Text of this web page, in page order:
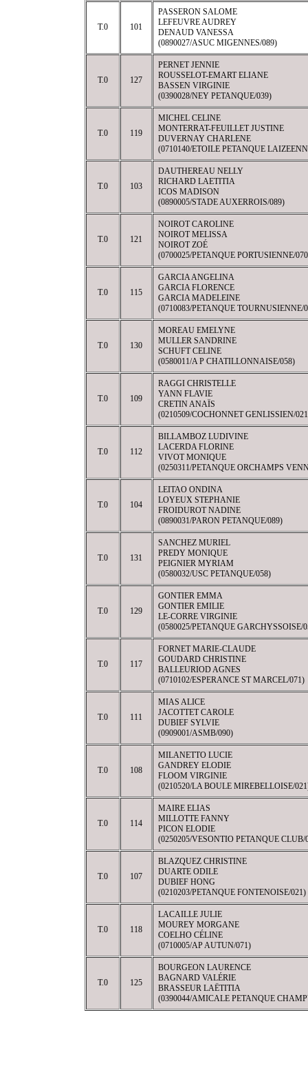
T.0 101
PASSERON SALOME
LEFEUVRE AUDREY
DENAUD VANESSA
(0890027/ASUC MIGENNES/089)
T.0 127
PERNET JENNIE
ROUSSELOT-EMART ELIANE
BASSEN VIRGINIE
(0390028/NEY PETANQUE/039)
T.0 119
MICHEL CELINE
MONTERRAT-FEUILLET JUSTINE
DUVERNAY CHARLENE
(0710140/ETOILE PETANQUE
T.0 103
DAUTHEREAU NELLY
RICHARD LAETITIA
ICOS MADISON
(0890005/STADE AUXERROIS/089)
T.0 121
NOIROT CAROLINE
NOIROT MELISSA
NOIROT ZOÉ
(0700025/PETANQUE PORTUSIENNE/
T.0 115
GARCIA ANGELINA
GARCIA FLORENCE
GARCIA MADELEINE
(0710083/PETANQUE TOURNUSIENNE/
T.0 130
MOREAU EMELYNE
MULLER SANDRINE
SCHUFT CELINE
(0580011/A P CHATILLONNAISE/058)
T.0 109
RAGGI CHRISTELLE
YANN FLAVIE
CRETIN ANAÏS
(0210509/COCHONNET GENLISSIEN/
T.0 112
BILLAMBOZ LUDIVINE
LACERDA FLORINE
VIVOT MONIQUE
(0250311/PETANQUE ORCHAMPS
T.0 104
LEITAO ONDINA
LOYEUX STEPHANIE
FROIDUROT NADINE
(0890031/PARON PETANQUE/089)
T.0 131
SANCHEZ MURIEL
PREDY MONIQUE
PEIGNIER MYRIAM
(0580032/USC PETANQUE/058)
T.0 129
GONTIER EMMA
GONTIER EMILIE
LE-CORRE VIRGINIE
(0580025/PETANQUE GARCHYSSOISE/
T.0 117
FORNET MARIE-CLAUDE
GOUDARD CHRISTINE
BALLEURIOD AGNES
(0710102/ESPERANCE ST MARCEL/071)
T.0 111
MIAS ALICE
JACOTTET CAROLE
DUBIEF SYLVIE
(0909001/ASMB/090)
T.0 108
MILANETTO LUCIE
GANDREY ELODIE
FLOOM VIRGINIE
(0210520/LA BOULE MIREBELLOISE/
T.0 114
MAIRE ELIAS
MILLOTTE FANNY
PICON ELODIE
(0250205/VESONTIO PETANQUE CLUB/
T.0 107
BLAZQUEZ CHRISTINE
DUARTE ODILE
DUBIEF HONG
(0210203/PETANQUE FONTENOISE/021)
T.0 118
LACAILLE JULIE
MOUREY MORGANE
COELHO CÉLINE
(0710005/AP AUTUN/071)
T.0 125
BOURGEON LAURENCE
BAGNARD VALÉRIE
BRASSEUR LAËTITIA
(0390044/AMICALE PETANQUE